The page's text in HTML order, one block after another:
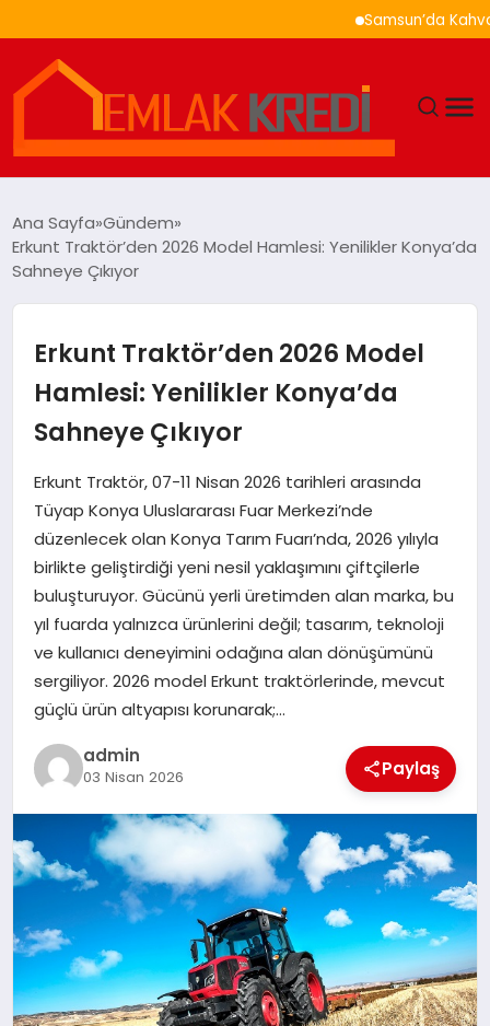
Samsun’da Kahvaltı
EKONOMI
MAGAZIN
SAĞLIK
SIYASET
SPOR
TEKNOLOJI
YAŞAM
Ana Sayfa Gündem
Erkunt Traktör’den 2026 Model Hamlesi: Yenilikler Konya’da
Sahneye Çıkıyor
Erkunt Traktör’den 2026 Model
Hamlesi: Yenilikler Konya’da
Sahneye Çıkıyor
Erkunt Traktör, 07-11 Nisan 2026 tarihleri arasında
Tüyap Konya Uluslararası Fuar Merkezi’nde
düzenlecek olan Konya Tarım Fuarı’nda, 2026 yılıyla
birlikte geliştirdiği yeni nesil yaklaşımını çiftçilerle
buluşturuyor. Gücünü yerli üretimden alan marka, bu
yıl fuarda yalnızca ürünlerini değil; tasarım, teknoloji
ve kullanıcı deneyimini odağına alan dönüşümünü
sergiliyor. 2026 model Erkunt traktörlerinde, mevcut
güçlü ürün altyapısı korunarak;…
admin
03 Nisan 2026 Paylaş